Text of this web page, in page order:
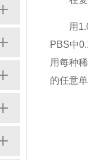
用
PBS中
用每种
的任意